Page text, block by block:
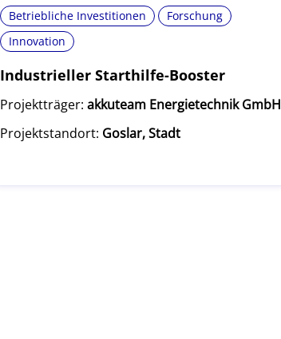
Betriebliche Investitionen
Forschung
Innovation
Industrieller Starthilfe-Booster
Projektträger: akkuteam Energietechnik GmbH
Projektstandort: Goslar, Stadt